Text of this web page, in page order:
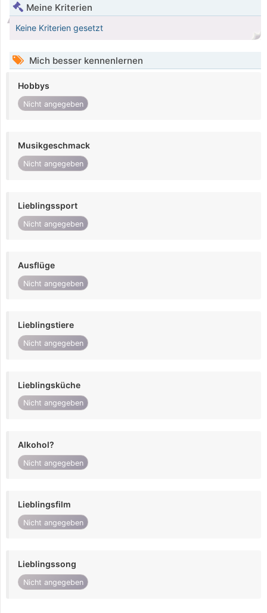
Meine Kriterien
Keine Kriterien gesetzt
Mich besser kennenlernen
Hobbys
Nicht angegeben
Musikgeschmack
Nicht angegeben
Lieblingssport
Nicht angegeben
Ausflüge
Nicht angegeben
Lieblingstiere
Nicht angegeben
Lieblingsküche
Nicht angegeben
Alkohol?
Nicht angegeben
Lieblingsfilm
Nicht angegeben
Lieblingssong
Nicht angegeben